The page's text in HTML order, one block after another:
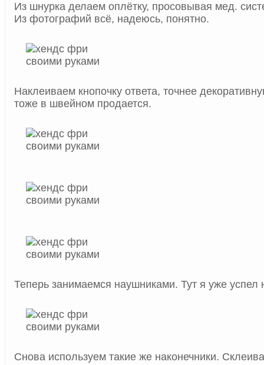
Из шнурка делаем оплётку, просовывая мед.
Из фотографий всё, надеюсь, понятно.
Наклеиваем кнопочку ответа, точнее
тоже в швейном продается.
Теперь занимаемся наушниками. Тут я уже успел
Снова используем такие же наконечники.